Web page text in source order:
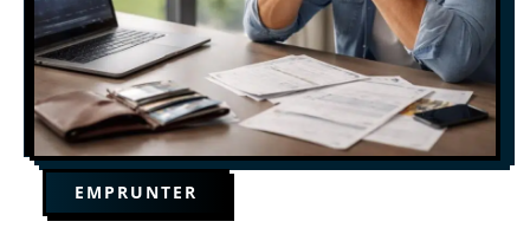
EMPRUNTER